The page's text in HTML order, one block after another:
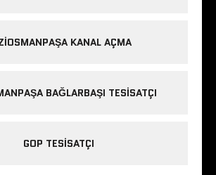
KANAL AÇMA
BAĞLARBAŞI TESISATÇI
GOP TESISATÇI